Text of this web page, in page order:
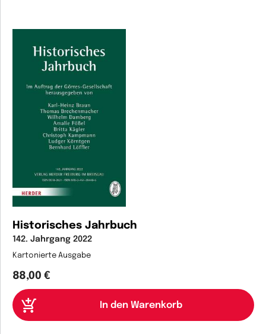
Historisches Jahrbuch
142. Jahrgang 2022
Kartonierte Ausgabe
88,00 €